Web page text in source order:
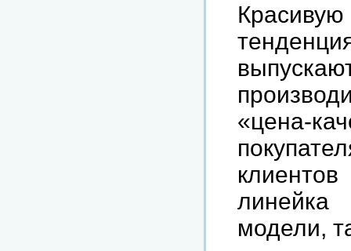
«цена-
линейка
модели,